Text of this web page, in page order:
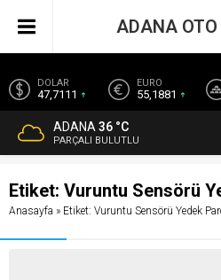
DOLAR
47,7111
EURO
55,1881
ADANA 36 °C
PARÇALI BULUTLU
ADANA OTO
Etiket: Vuruntu Sensörü
Anasayfa » Etiket: Vuruntu Sensörü Yedek